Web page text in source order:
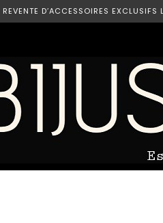
D’ACCESSOIRES EXCLUSIFS